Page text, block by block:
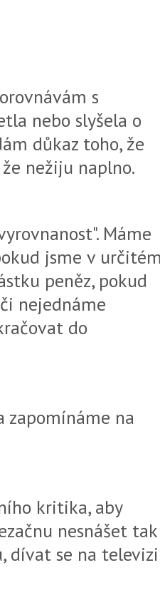
s
nebo slyšela o
důkaz toho, že
nežiju naplno.
Máme
jsme v určitém
peněz, pokud
nejednáme
do
zapomínáme na
kritika, aby
nesnášet tak
dívat se na televizi